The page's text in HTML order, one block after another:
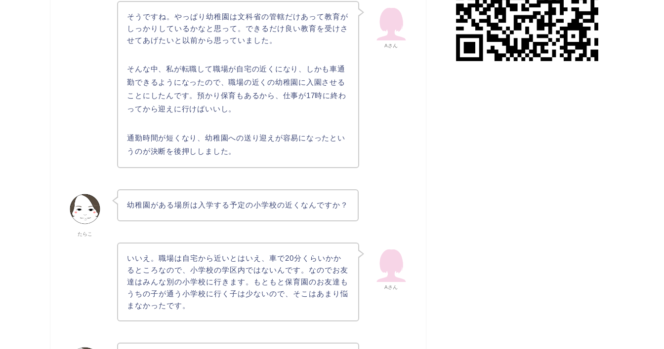
Aさん
そうですね。やっぱり幼稚園は文科省の管轄だけあって教育が
しっかりしているかなと思って。できるだけ良い教育を受けさ
せてあげたいと以前から思っていました。
そんな中、私が転職して職場が自宅の近くになり、しかも車通
勤できるようになったので、職場の近くの幼稚園に入園させる
ことにしたんです。預かり保育もあるから、仕事が17時に終わ
ってから迎えに行けばいいし。
通勤時間が短くなり、幼稚園への送り迎えが容易になったとい
うのが決断を後押ししました。
たらこ
幼稚園がある場所は入学する予定の小学校の近くなんですか？
Aさん
いいえ。職場は自宅から近いとはいえ、車で20分くらいかか
るところなので、小学校の学区内ではないんです。なのでお友
達はみんな別の小学校に行きます。もともと保育園のお友達も
うちの子が通う小学校に行く子は少ないので、そこはあまり悩
まなかったです。